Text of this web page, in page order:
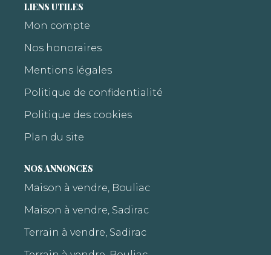
LIENS UTILES
Mon compte
Nos honoraires
Mentions légales
Politique de confidentialité
Politique des cookies
Plan du site
NOS ANNONCES
Maison à vendre, Bouliac
Maison à vendre, Sadirac
Terrain à vendre, Sadirac